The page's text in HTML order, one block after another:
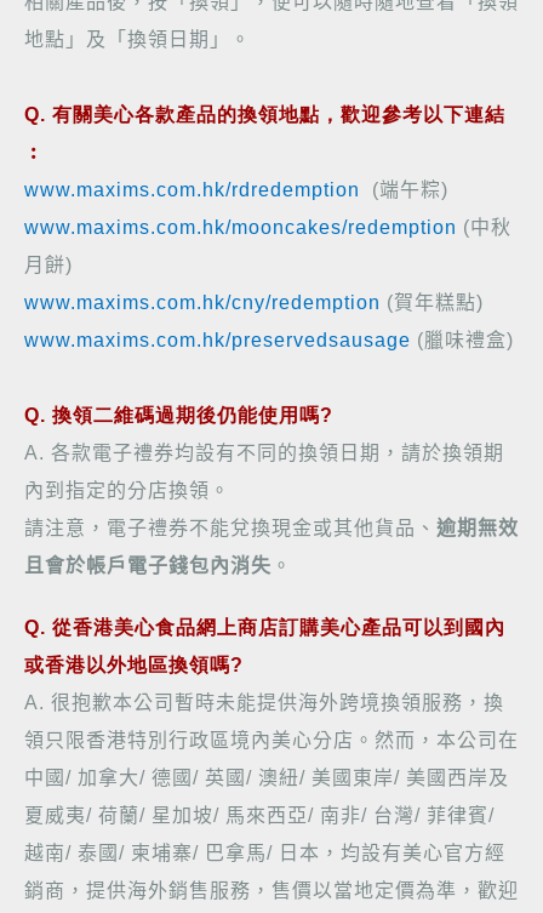
地點」及「換領日期」。
Q. 有關美心各款產品的換領地點，歡迎參考以下連結
︰
www.maxims.com.hk/rdredemption
(端午粽)
www.maxims.com.hk/mooncakes/redemption (中秋
月餅)
www.maxims.com.hk/cny/redemption (賀年糕點)
www.maxims.com.hk/preservedsausage (臘味禮盒)
Q. 換領二維碼過期後仍能使用嗎?
A. 各款電子禮券均設有不同的換領日期，請於換領期
內到指定的分店換領。
請注意，電子禮券不能兌換現金或其他貨品、 逾期無效
且會於帳戶電子錢包內消失 。
Q. 從香港美心食品網上商店訂購美心產品可以到國內
或香港以外地區換領嗎?
A. 很抱歉本公司暫時未能提供海外跨境換領服務，換
領只限香港特別行政區境內美心分店。然而，本公司在
中國 / 加拿大/ 德國 / 英國 / 澳紐/ 美國東岸/ 美國西岸及
夏威夷/ 荷蘭/ 星加坡/ 馬來西亞/ 南非/ 台灣/ 菲律賓/
越南/ 泰國 / 柬埔寨/ 巴拿馬/ 日本， 均設有美心官方經
銷商，提供海外銷售服務，售價以當地定價為準，歡迎